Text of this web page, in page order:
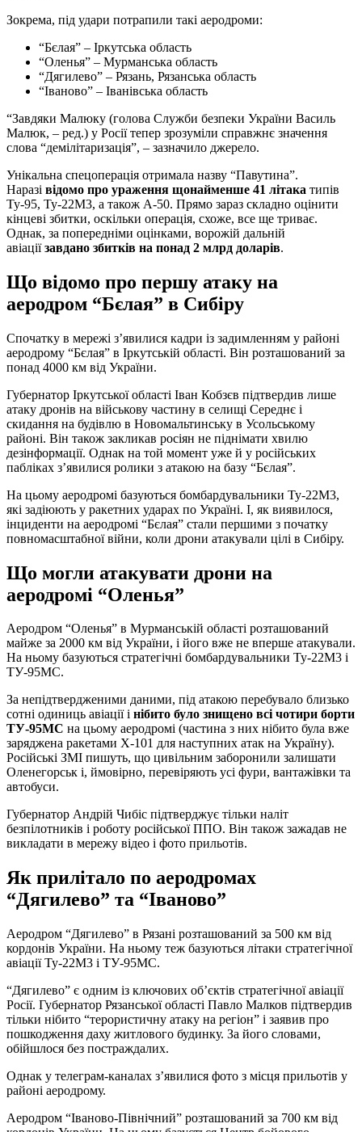
Зокрема, під удари потрапили такі аеродроми:
“Бєлая” – Іркутська область
“Оленья” – Мурманська область
“Дягилево” – Рязань, Рязанська область
“Іваново” – Іванівська область
“Завдяки Малюку (голова Служби безпеки України Василь
Малюк, – ред.) у Росії тепер зрозуміли справжнє значення
слова “демілітаризація”, – зазначило джерело.
Унікальна спецоперація отримала назву “Павутина”.
Наразі відомо про ураження щонайменше 41 літака типів
Ту-95, Ту-22М3, а також А-50. Прямо зараз складно оцінити
кінцеві збитки, оскільки операція, схоже, все ще триває.
Однак, за попередніми оцінками, ворожій дальній
авіаціїзавдано збитків на понад 2 млрд доларів.
Що відомо про першу атаку на
аеродром “Бєлая” в Сибіру
Спочатку в мережі з’явилися кадри із задимленням у районі
аеродрому “Бєлая” в Іркутській області. Він розташований за
понад 4000 км від України.
Губернатор Іркутської області Іван Кобзєв підтвердив лише
атаку дронів на військову частину в селищі Середнє і
скидання на будівлю в Новомальтинську в Усольському
районі. Він також закликав росіян не піднімати хвилю
дезінформації. Однак на той момент уже й у російських
пабліках з’явилися ролики з атакою на базу “Бєлая”.
На цьому аеродромі базуються бомбардувальники Ту-22М3,
які задіюють у ракетних ударах по Україні. І, як виявилося,
інциденти на аеродромі “Бєлая” стали першими з початку
повномасштабної війни, коли дрони атакували цілі в Сибіру.
Що могли атакувати дрони на
аеродромі “Оленья”
Аеродром “Оленья” в Мурманській області розташований
майже за 2000 км від України, і його вже не вперше атакували.
На ньому базуються стратегічні бомбардувальники Ту-22М3 і
ТУ-95МС.
За непідтвердженими даними, під атакою перебувало близько
сотні одиниць авіації і нібито було знищено всі чотири борти
ТУ-95МС на цьому аеродромі (частина з них нібито була вже
заряджена ракетами Х-101 для наступних атак на Україну).
Російські ЗМІ пишуть, що цивільним заборонили залишати
Оленегорськ і, ймовірно, перевіряють усі фури, вантажівки та
автобуси.
Губернатор Андрій Чибіс підтверджує тільки наліт
безпілотників і роботу російської ППО. Він також зажадав не
викладати в мережу відео і фото прильотів.
Як прилітало по аеродромах
“Дягилево” та “Іваново”
Аеродром “Дягилево” в Рязані розташований за 500 км від
кордонів України. На ньому теж базуються літаки стратегічної
авіації Ту-22М3 і ТУ-95МС.
“Дягилево” є одним із ключових об’єктів стратегічної авіації
Росії. Губернатор Рязанської області Павло Малков підтвердив
тільки нібито “терористичну атаку на регіон” і заявив про
пошкодження даху житлового будинку. За його словами,
обійшлося без постраждалих.
Однак у телеграм-каналах з’явилися фото з місця прильотів у
районі аеродрому.
Аеродром “Іваново-Північний” розташований за 700 км від